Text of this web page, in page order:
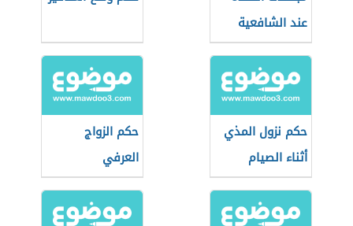
عند الشافعية
حكم نزول المذي
أثناء الصيام
حكم الزواج
العرفي